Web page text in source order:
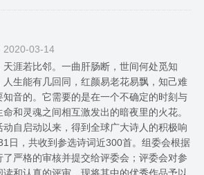
2020-03-14
涯若比邻。一曲肝肠断，世间何处觅知
生能有几回同，红颜易老花易飘，知己难
音的。它需要的是在一个不确定的时刻与
和灵魂之间相互激发出的暗夜里的火花。
动自启动以来，得到全球广大诗人的积极响
日，共收到参选诗词近300首。组委会根据
严格的审核并提交给评委会；评委会对参